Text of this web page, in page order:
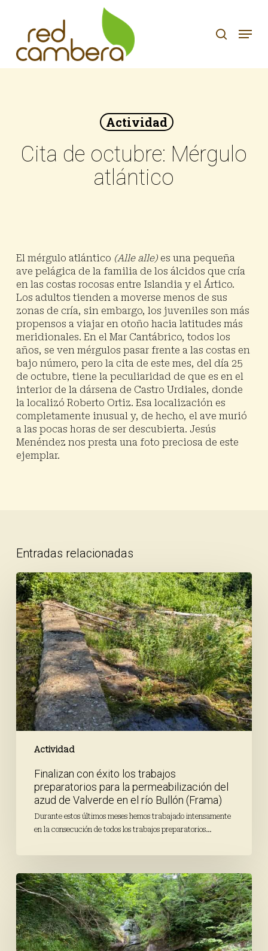
content
Menu
Actividad
Cita de octubre: Mérgulo
atlántico
El mérgulo atlántico (Alle alle)es una pequeña
ave pelágica de la familia de los álcidos que cría
en las costas rocosas entre Islandia y el Ártico.
Los adultos tienden a moverse menos de sus
zonas de cría, sin embargo, los juveniles son más
propensos a viajar en otoño hacia latitudes más
meridionales. En el Mar Cantábrico, todos los
años, se ven mérgulos pasar frente a las costas en
bajo número, pero la cita de este mes, del día 25
de octubre, tiene la peculiaridad de que es en el
interior de la dársena de Castro Urdiales, donde
la localizó Roberto Ortiz. Esa localización es
completamente inusual y, de hecho, el ave murió
a las pocas horas de ser descubierta. Jesús
Menéndez nos presta una foto preciosa de este
ejemplar.
Entradas relacionadas
Actividad
Finalizan
con
éxito
los
trabajos
preparatorios
para
la
permeabilización
del
azud
de
Bullón
(Frama)
Finalizan con éxito los trabajos
preparatorios para la permeabilización del
azud de Valverde en el río Bullón (Frama)
Durante estos últimos meses hemos trabajado intensamente
en la consecución de todos los trabajos preparatorios…
Finaliza
la
campaña
de
primavera
de